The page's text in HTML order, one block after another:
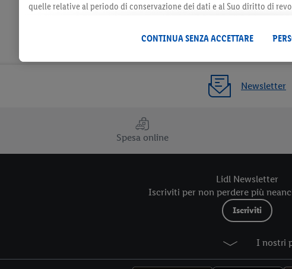
Newsletter
Spesa online
Lidl Newsletter
Iscriviti per non perdere più
Iscriviti
I nostri
quelle relative al periodo di conservazione dei dati e al Suo diritto di
CONTINUA SENZA ACCETTARE